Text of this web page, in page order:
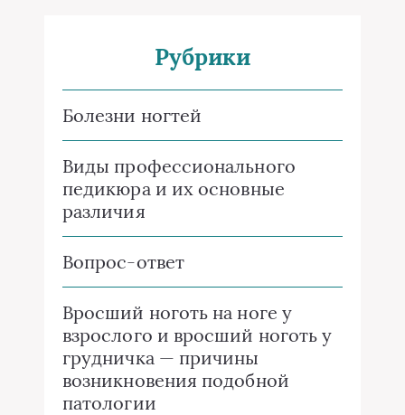
Рубрики
Болезни ногтей
Виды профессионального
педикюра и их основные
различия
Вопрос-ответ
Вросший ноготь на ноге у
взрослого и вросший ноготь у
грудничка — причины
возникновения подобной
патологии